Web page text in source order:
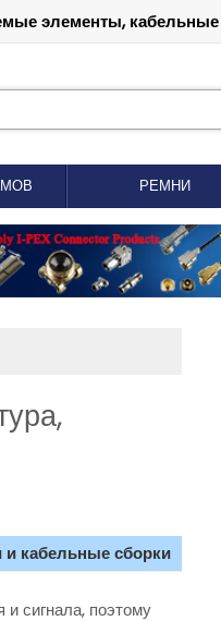
элементы, кабельные
РЕМНИ
и кабельные сборки
сигнала, поэтому